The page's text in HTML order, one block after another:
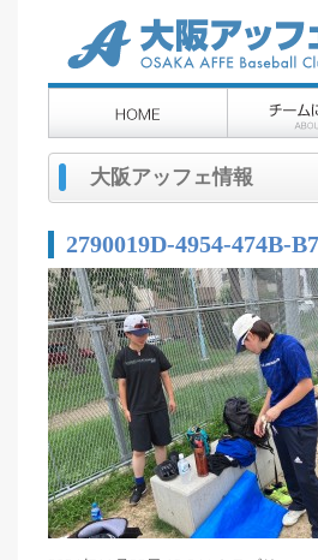
大阪アッフェ情報
2790019D-4954-474B-